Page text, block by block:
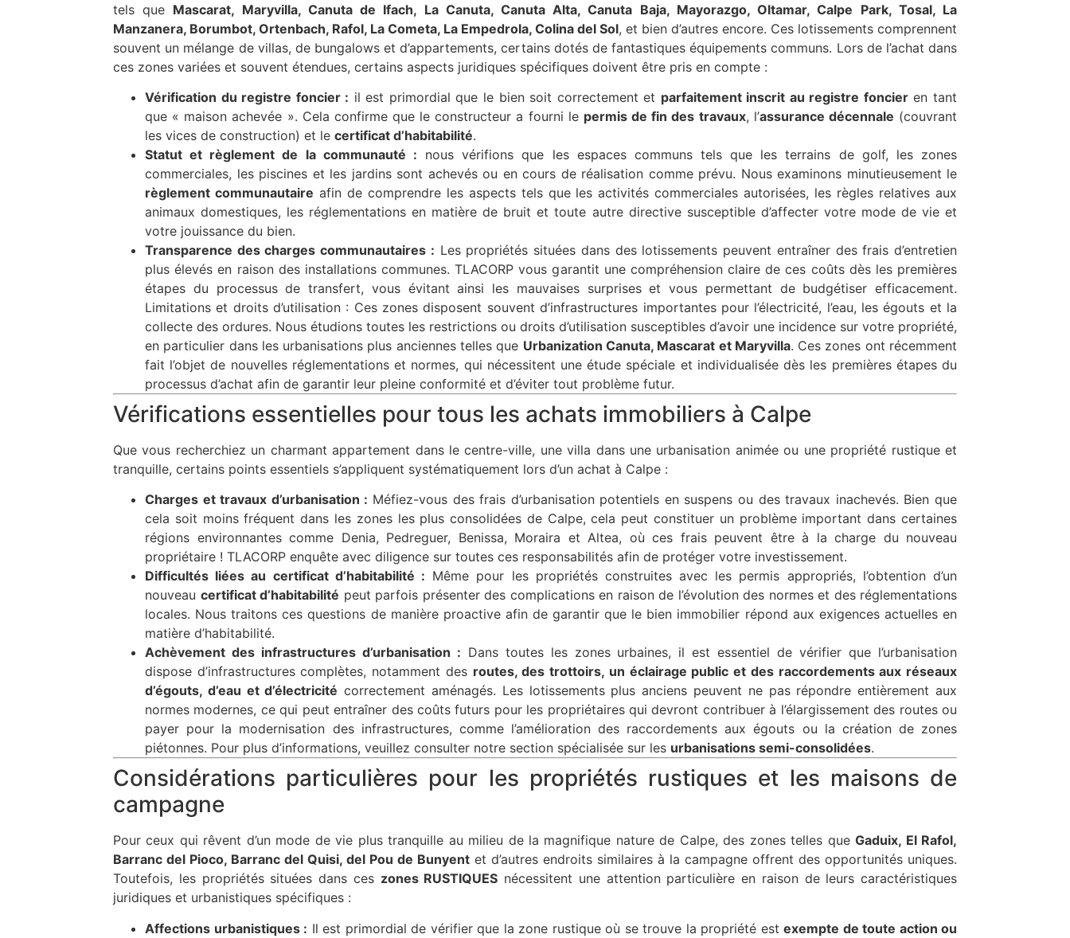
tels que Mascarat, Maryvilla, Canuta de Ifach, La Canuta, Canuta Alta, Canuta Baja, Mayorazgo, Oltamar, Calpe Park, Tosal, La
Manzanera, Borumbot, Ortenbach, Rafol, La Cometa, La Empedrola, Colina del Sol, et bien d’autres encore. Ces lotissements comprennent
souvent un mélange de villas, de bungalows et d’appartements, certains dotés de fantastiques équipements communs. Lors de l’achat dans
ces zones variées et souvent étendues, certains aspects juridiques spécifiques doivent être pris en compte :
Vérification du registre foncier : il est primordial que le bien soit correctement et parfaitement inscrit au registre foncieren tant
que « maison achevée ». Cela confirme que le constructeur a fourni le permis de fin des travaux, l’assurance décennale (couvrant
les vices de construction) et le certificat d’habitabilité.
Statut et règlement de la communauté : nous vérifions que les espaces communs tels que les terrains de golf, les zones
commerciales, les piscines et les jardins sont achevés ou en cours de réalisation comme prévu. Nous examinons minutieusement le
règlement communautaire afin de comprendre les aspects tels que les activités commerciales autorisées, les règles relatives aux
animaux domestiques, les réglementations en matière de bruit et toute autre directive susceptible d’affecter votre mode de vie et
votre jouissance du bien.
Transparence des charges communautaires : Les propriétés situées dans des lotissements peuvent entraîner des frais d’entretien
plus élevés en raison des installations communes. TLACORP vous garantit une compréhension claire de ces coûts dès les premières
étapes du processus de transfert, vous évitant ainsi les mauvaises surprises et vous permettant de budgétiser efficacement.
Limitations et droits d’utilisation : Ces zones disposent souvent d’infrastructures importantes pour l’électricité, l’eau, les égouts et la
collecte des ordures. Nous étudions toutes les restrictions ou droits d’utilisation susceptibles d’avoir une incidence sur votre propriété,
en particulier dans les urbanisations plus anciennes telles que Urbanization Canuta, Mascarat et Maryvilla. Ces zones ont récemment
fait l’objet de nouvelles réglementations et normes, qui nécessitent une étude spéciale et individualisée dès les premières étapes du
processus d’achat afin de garantir leur pleine conformité et d’éviter tout problème futur.
Vérifications essentielles pour tous les achats immobiliers à Calpe
Que vous recherchiez un charmant appartement dans le centre-ville, une villa dans une urbanisation animée ou une propriété rustique et
tranquille, certains points essentiels s’appliquent systématiquement lors d’un achat à Calpe :
Charges et travaux d’urbanisation : Méfiez-vous des frais d’urbanisation potentiels en suspens ou des travaux inachevés. Bien que
cela soit moins fréquent dans les zones les plus consolidées de Calpe, cela peut constituer un problème important dans certaines
régions environnantes comme Denia, Pedreguer, Benissa, Moraira et Altea, où ces frais peuvent être à la charge du nouveau
propriétaire ! TLACORP enquête avec diligence sur toutes ces responsabilités afin de protéger votre investissement.
Difficultés liées au certificat d’habitabilité : Même pour les propriétés construites avec les permis appropriés, l’obtention d’un
nouveau certificat d’habitabilité peut parfois présenter des complications en raison de l’évolution des normes et des réglementations
locales. Nous traitons ces questions de manière proactive afin de garantir que le bien immobilier répond aux exigences actuelles en
matière d’habitabilité.
Achèvement des infrastructures d’urbanisation : Dans toutes les zones urbaines, il est essentiel de vérifier que l’urbanisation
dispose d’infrastructures complètes, notamment des routes, des trottoirs, un éclairage public et des raccordements aux réseaux
d’égouts, d’eau et d’électricité correctement aménagés. Les lotissements plus anciens peuvent ne pas répondre entièrement aux
normes modernes, ce qui peut entraîner des coûts futurs pour les propriétaires qui devront contribuer à l’élargissement des routes ou
payer pour la modernisation des infrastructures, comme l’amélioration des raccordements aux égouts ou la création de zones
piétonnes. Pour plus d’informations, veuillez consulter notre section spécialisée sur les urbanisations semi-consolidées.
Considérations particulières pour les propriétés rustiques et les maisons de
campagne
Pour ceux qui rêvent d’un mode de vie plus tranquille au milieu de la magnifique nature de Calpe, des zones telles queGaduix, El Rafol,
Barranc del Pioco, Barranc del Quisi, del Pou de Bunyent et d’autres endroits similaires à la campagne offrent des opportunités uniques.
Toutefois, les propriétés situées dans ces zones RUSTIQUES nécessitent une attention particulière en raison de leurs caractéristiques
juridiques et urbanistiques spécifiques :
Affections urbanistiques : Il est primordial de vérifier que la zone rustique où se trouve la propriété est exempte de toute action ou